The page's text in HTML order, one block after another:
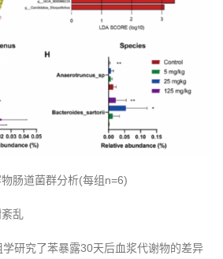
肠道菌群分析(每组n=6)
乱
研究了苯暴露30天后血浆代谢物的差异